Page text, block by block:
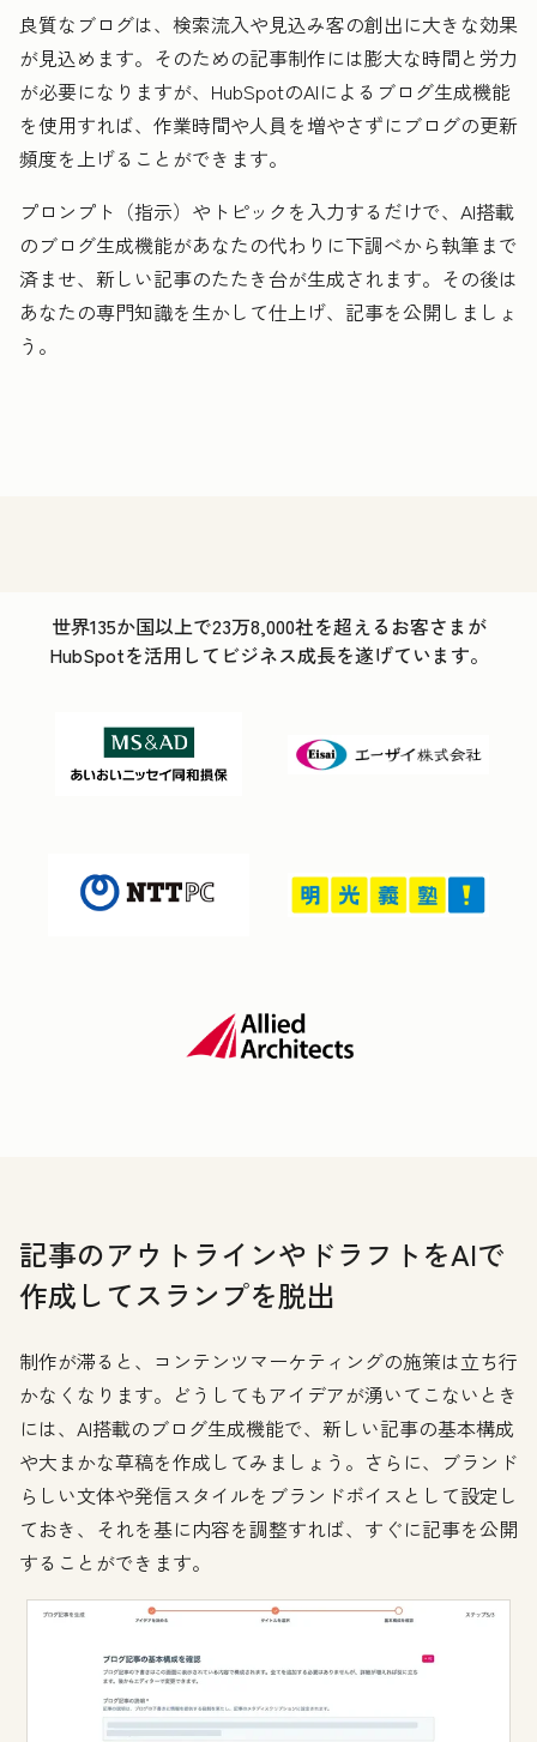
良質なブログは、検索流入や見込み客の創出に大きな効果
が見込めます。そのための記事制作には膨大な時間と労力
が必要になりますが、HubSpotのAIによるブログ生成機能
を使用すれば、作業時間や人員を増やさずにブログの更新
頻度を上げることができます。
プロンプト（指示）やトピックを入力するだけで、AI搭載
のブログ生成機能があなたの代わりに下調べから執筆まで
済ませ、新しい記事のたたき台が生成されます。その後は
あなたの専門知識を生かして仕上げ、記事を公開しましょ
う。
世界135か国以上で23万8,000社を超えるお客さまが
HubSpotを活用してビジネス成長を遂げています。
記事のアウトラインやドラフトをAIで
作成してスランプを脱出
制作が滞ると、コンテンツマーケティングの施策は立ち行
かなくなります。どうしてもアイデアが湧いてこないとき
には、AI搭載のブログ生成機能で、新しい記事の基本構成
や大まかな草稿を作成してみましょう。さらに、ブランド
らしい文体や発信スタイルをブランドボイスとして設定し
ておき、それを基に内容を調整すれば、すぐに記事を公開
することができます。